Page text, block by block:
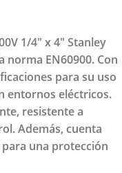
1/4" x 4" Stanley
norma EN60900. Con
para su uso
entornos eléctricos.
resistente a
Además, cuenta
una protección